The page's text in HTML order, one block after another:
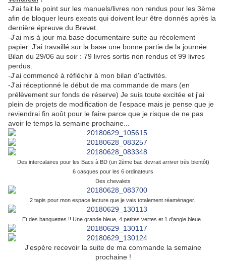
-J'ai fait le point sur les manuels/livres non rendus pour les 3ème
afin de bloquer leurs exeats qui doivent leur être donnés après la
dernière épreuve du Brevet.
-J'ai mis à jour ma base documentaire suite au récolement
papier. J'ai travaillé sur la base une bonne partie de la journée.
Bilan du 29/06 au soir : 79 livres sortis non rendus et 99 livres
perdus.
-J'ai commencé à réfléchir à mon bilan d'activités.
-J'ai réceptionné le début de ma commande de mars (en
prélèvement sur fonds de réserve) Je suis toute excitée et j'ai
plein de projets de modification de l'espace mais je pense que je
reviendrai fin août pour le faire parce que je risque de ne pas
avoir le temps la semaine prochaine...
Des intercalaires pour les Bacs à BD (un 2ème bac devrait arriver très bientôt)
6 casques pour les 6 ordinateurs
Des chevalets
2 tapis pour mon espace lecture que je vais totalement réaménager.
Et des banquettes !! Une grande bleue, 4 petites vertes et 1 d'angle bleue.
J'espère recevoir la suite de ma commande la semaine
prochaine !